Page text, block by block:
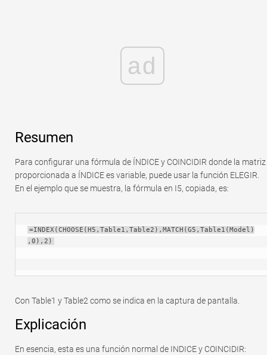
ad
Resumen
Para configurar una fórmula de ÍNDICE y COINCIDIR donde la matriz
proporcionada a ÍNDICE es variable, puede usar la función ELEGIR.
En el ejemplo que se muestra, la fórmula en I5, copiada, es:
=INDEX(CHOOSE(H5,Table1,Table2),MATCH(G5,Table1(Model)
,0),2)
Con Table1 y Table2 como se indica en la captura de pantalla.
Explicación
En esencia, esta es una función normal de INDICE y COINCIDIR: